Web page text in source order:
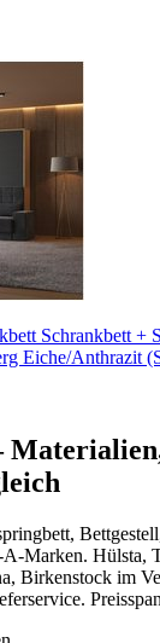
Schrankbett +
Eiche/Anthrazit
A-Marken. Hülsta,
Birkenstock im